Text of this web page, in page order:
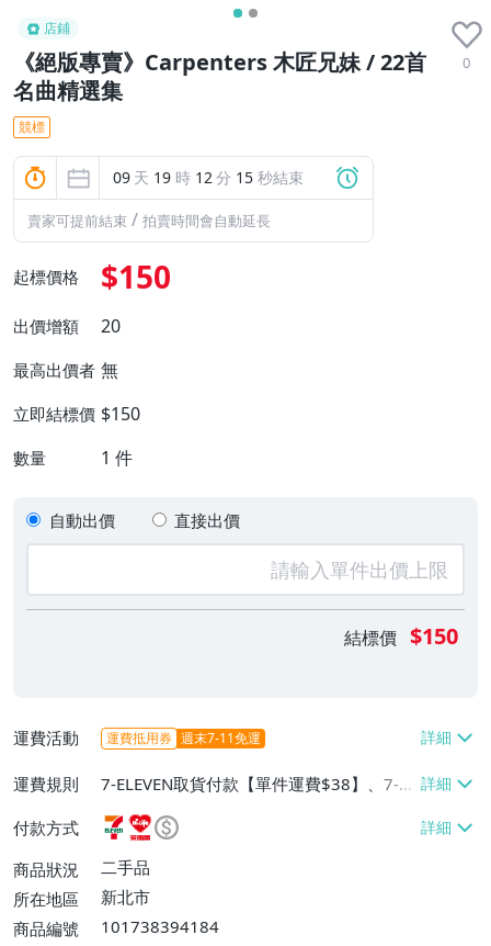
店鋪
《絕版專賣》Carpenters 木匠兄妹 / 22首
名曲精選集
0
競標
09 天 19 時 12分 14 秒結束
賣家可提前結束 / 拍賣時間會自動延長
起標價格 $150
出價增額 20
最高出價者 無
立即結標價 $150
數量 1 件
自動出價 直接出價
結標價 $150
運費活動 運費抵用券 週末7-11免運
運費規則
7-ELEVEN取貨付款【單件運費$38】、7-EL
EVEN取貨不付款【單件運費$38】、萊爾富
取貨付款【單件運費$60】
付款方式
商品狀況
二手品
所在地區
新北市
商品編號
101738394184